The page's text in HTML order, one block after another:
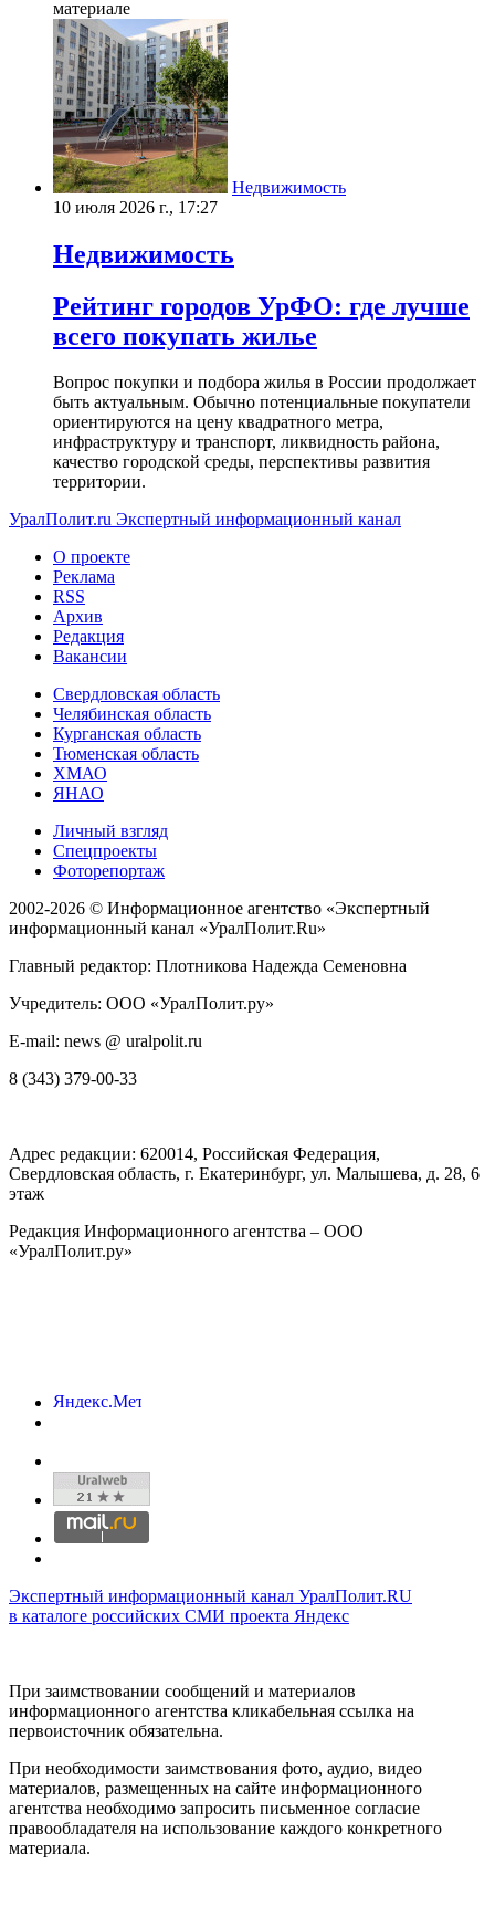
материале
Недвижимость
10 июля 2026 г., 17:27
Недвижимость
Рейтинг городов УрФО: где лучше
всего покупать жилье
Вопрос покупки и подбора жилья в России продолжает
быть актуальным. Обычно потенциальные покупатели
ориентируются на цену квадратного метра,
инфраструктуру и транспорт, ликвидность района,
качество городской среды, перспективы развития
территории.
УралПолит.ru Экспертный информационный канал
О проекте
Реклама
RSS
Архив
Редакция
Вакансии
Свердловская область
Челябинская область
Курганская область
Тюменская область
ХМАО
ЯНАО
Личный взгляд
Спецпроекты
Фоторепортаж
2002-2026 © Информационное агентство «Экспертный
информационный канал «УралПолит.Ru»
Главный редактор: Плотникова Надежда Семеновна
Учредитель: ООО «УралПолит.ру»
E-mail: news @ uralpolit.ru
8 (343) 379-00-33
Адрес редакции: 620014, Российская Федерация,
Свердловская область, г. Екатеринбург, ул. Малышева, д. 28, 6
этаж
Редакция Информационного агентства – ООО
«УралПолит.ру»
Экспертный информационный канал УралПолит.RU
в каталоге российских СМИ проекта Яндекс
При заимствовании сообщений и материалов
информационного агентства кликабельная ссылка на
первоисточник обязательна.
При необходимости заимствования фото, аудио, видео
материалов, размещенных на сайте информационного
агентства необходимо запросить письменное согласие
правообладателя на использование каждого конкретного
материала.